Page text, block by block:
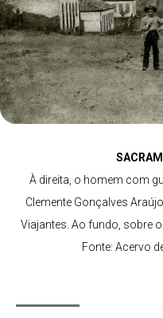
À direita, o homem com
Clemente Gonçalves
Viajantes. Ao fundo, sobre
Fonte: Acervo